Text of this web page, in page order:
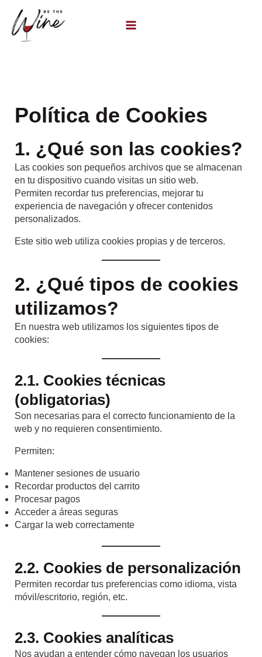
contenido
Política de Cookies
1. ¿Qué son las cookies?
Las cookies son pequeños archivos que se almacenan
en tu dispositivo cuando visitas un sitio web.
Permiten recordar tus preferencias, mejorar tu
experiencia de navegación y ofrecer contenidos
personalizados.
Este sitio web utiliza cookies propias y de terceros.
2. ¿Qué tipos de cookies
utilizamos?
En nuestra web utilizamos los siguientes tipos de
cookies:
2.1. Cookies técnicas
(obligatorias)
Son necesarias para el correcto funcionamiento de la
web y no requieren consentimiento.
Permiten:
Mantener sesiones de usuario
Recordar productos del carrito
Procesar pagos
Acceder a áreas seguras
Cargar la web correctamente
2.2. Cookies de personalización
Permiten recordar tus preferencias como idioma, vista
móvil/escritorio, región, etc.
2.3. Cookies analíticas
Nos ayudan a entender cómo navegan los usuarios